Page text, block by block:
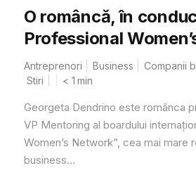
O româncă, în
Professional
Antreprenori Business
Companii
Stiri
< 1 min
Georgeta Dendrino este românca
VP Mentoring al boardului
Women’s Network”, cea mai mare
business...